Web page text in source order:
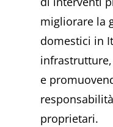
migliorare la
domestici in
e
proprietari.